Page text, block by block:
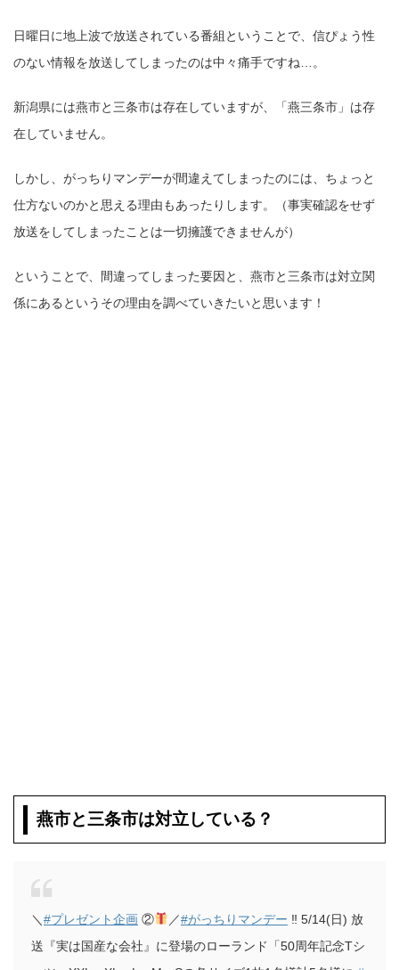
日曜日に地上波で放送されている番組ということで、信ぴょう性
のない情報を放送してしまったのは中々痛手ですね…。
新潟県には燕市と三条市は存在していますが、「燕三条市」は存
在していません。
しかし、がっちりマンデーが間違えてしまったのには、ちょっと
仕方ないのかと思える理由もあったりします。（事実確認をせず
放送をしてしまったことは一切擁護できませんが）
ということで、間違ってしまった要因と、燕市と三条市は対立関
係にあるというその理由を調べていきたいと思います！
燕市と三条市は対立している？
＼ #プレゼント企画 ② ／#がっちりマンデー ‼︎ 5/14(日) 放
送『実は国産な会社』に登場のローランド「50周年記念Tシ